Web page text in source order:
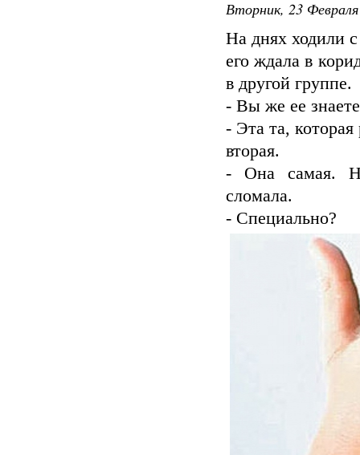
Вторник, 23
На днях ходили
его ждала в
в другой группе.
- Вы же ее
- Эта та,
вторая.
- Она самая.
сломала.
- Специально?